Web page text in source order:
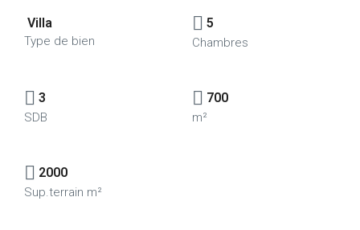
Villa
Type de bien
5
Chambres
3
SDB
700
m²
2000
Sup.terrain m²